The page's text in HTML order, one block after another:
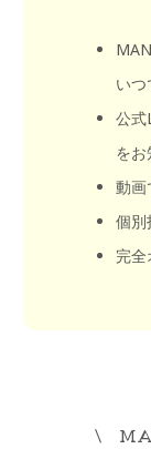
い
公式
を
動画
個別
完
\